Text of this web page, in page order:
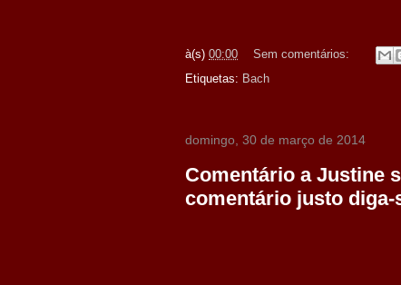
à(s) 00:00
Sem comentários:
Etiquetas: Bach
domingo, 30 de março de 2014
Comentário a Justine
comentário justo diga-